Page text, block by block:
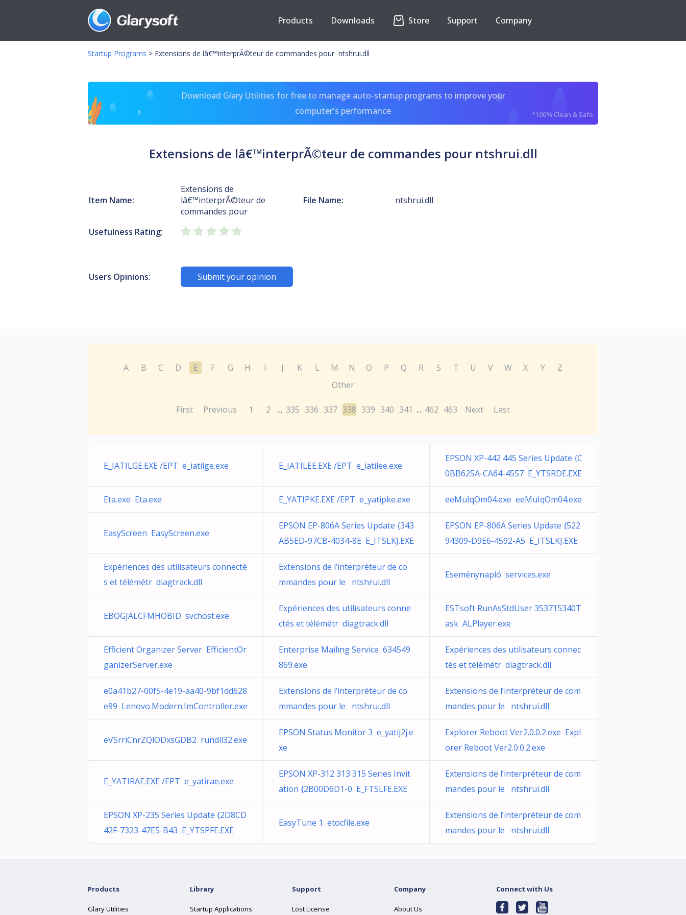
Products Downloads Store Support Company
Startup Programs > Extensions de lâ€™interprÃ©teur de commandes pour ntshrui.dll
Download Glary Utilities for free to manage auto-startup programs to improve your
computer's performance
*100% Clean & Safe
Extensions de lâ€™interprÃ©teur de commandes pour ntshrui.dll
Item Name:
Extensions de
lâ€™interprÃ©teur de
commandes pour
File Name: ntshrui.dll
Usefulness Rating:
Users Opinions: Submit your opinion
A B C D E F G H I J K L M N O P Q R S T U V W X Y
Z
Other
First Previous 1 2 ... 335 336 337 338 339 340 341 ... 462 463 Next Last
E_IATILGE.EXE /EPT e_iatilge.exe E_IATILEE.EXE /EPT e_iatilee.exe
EPSON XP-442 445 Series Update {C
0BB625A-CA64-4557 E_YTSRDE.EXE
Eta.exe Eta.exe E_YATIPKE.EXE /EPT e_yatipke.exe eeMuIqOm04.exe eeMuIqOm04.exe
EasyScreen EasyScreen.exe
EPSON EP-806A Series Update {343
AB5ED-97CB-4034-8E E_ITSLKJ.EXE
EPSON EP-806A Series Update {522
94309-D9E6-4592-A5 E_ITSLKJ.EXE
Expériences des utilisateurs connecté
s et télémétr diagtrack.dll
Extensions de l’interpréteur de co
mmandes pour le ntshrui.dll
Eseménynapló services.exe
EBOGJALCFMHOBID svchost.exe
Expériences des utilisateurs conne
ctés et télémétr diagtrack.dll
ESTsoft RunAsStdUser 353715340T
ask ALPlayer.exe
Efficient Organizer Server EfficientOr
ganizerServer.exe
Enterprise Mailing Service 634549
869.exe
Expériences des utilisateurs connec
tés et télémétr diagtrack.dll
e0a41b27-00f5-4e19-aa40-9bf1dd628
e99 Lenovo.Modern.ImController.exe
Extensions de l’interpréteur de co
mmandes pour le ntshrui.dll
Extensions de l’interpréteur de com
mandes pour le ntshrui.dll
eVSrriCnrZQlODxsGDB2 rundll32.exe
EPSON Status Monitor 3 e_yatij2j.e
xe
Explorer Reboot Ver2.0.0.2.exe Expl
orer Reboot Ver2.0.0.2.exe
E_YATIRAE.EXE /EPT e_yatirae.exe
EPSON XP-312 313 315 Series Invit
ation {2B00D6D1-0 E_FTSLFE.EXE
Extensions de l’interpréteur de com
mandes pour le ntshrui.dll
EPSON XP-235 Series Update {2D8CD
42F-7323-47E5-B43 E_YTSPFE.EXE
EasyTune 1 etocfile.exe
Extensions de l’interpréteur de com
mandes pour le ntshrui.dll
Products
Glary Utilities
Library
Startup Applications
Support
Lost License
Company
About Us
Connect with Us